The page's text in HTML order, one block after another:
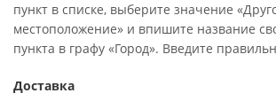
пункт в списке, выберите значение
местоположение» и впишите название
пункта в графу «Город». Введите
Доставка